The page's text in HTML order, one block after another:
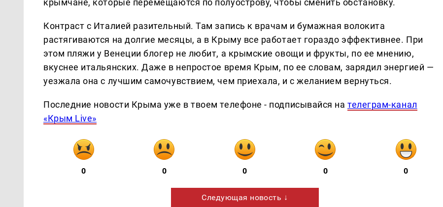
крымчане, которые перемещаются по полуострову, чтобы сменить обстановку.
Контраст с Италией разительный. Там запись к врачам и бумажная волокита
растягиваются на долгие месяцы, а в Крыму все работает гораздо эффективнее. При
этом пляжи у Венеции блогер не любит, а крымские овощи и фрукты, по ее мнению,
вкуснее итальянских. Даже в непростое время Крым, по ее словам, зарядил энергией —
уезжала она с лучшим самочувствием, чем приехала, и с желанием вернуться.
Последние новости Крыма уже в твоем телефоне - подписывайся нателеграм-канал
«Крым Live»
0 0 0 0 0
Следующая новость ↓